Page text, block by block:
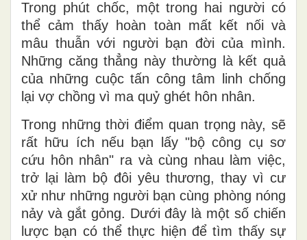
Trong phút chốc, một trong hai người có
thể cảm thấy hoàn toàn mất kết nối và
mâu thuẫn với người bạn đời của mình.
Những căng thẳng này thường là kết quả
của những cuộc tấn công tâm linh chống
lại vợ chồng vì ma quỷ ghét hôn nhân.
Trong những thời điểm quan trọng này, sẽ
rất hữu ích nếu bạn lấy "bộ công cụ sơ
cứu hôn nhân" ra và cùng nhau làm việc,
trở lại làm bộ đôi yêu thương, thay vì cư
xử như những người bạn cùng phòng nóng
nảy và gắt gỏng. Dưới đây là một số chiến
lược bạn có thể thực hiện để tìm thấy sự